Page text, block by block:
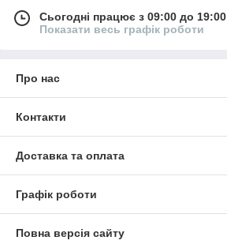
Сьогодні працює з 09:00 до 19:00
Показати весь графік роботи
Про нас
Контакти
Доставка та оплата
Графік роботи
Повна версія сайту